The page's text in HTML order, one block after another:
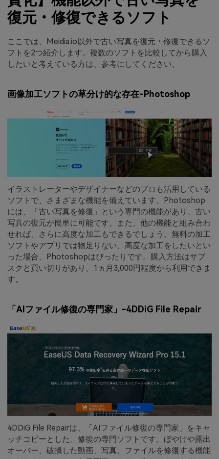
復元・修復できるソフト
ここでは、Meidia.io以外で古い写真を復元・修復できるソ
フトを2つ紹介します。複数のソフトを比較してから購入
したいと考えている方は、参考にしてください。
画像加工ソフトの草分け的な存在-Photoshop
イラストレーターやデザイナーなどのプロも活用している
ソフトで、さまざまな機能を備えています。Photoshop
には、「古い写真を修復」という専門の機能があり、古い
写真の復元が簡単に可能です。また、他の機能と組み合わ
せれば、さらに高度な加工もできるでしょう。無料の加工
ソフトやアプリでは物足りない、高度な加工をしたいとい
った場合、Photoshopはぴったりです。購入方法はサブ
スクと買い切りがあり、1ヵ月3,000円程度から利用できま
す。
「AIファイル修復の専門家」-4DDiG File Repair
4DDiG File Repairは、「AIファイル修復の専門家」をキャ
ッチコピーとした、修復の専門ソフトです。ぼやけや露出
オーバー、破損した動画、写真、ファイルを修復する機能